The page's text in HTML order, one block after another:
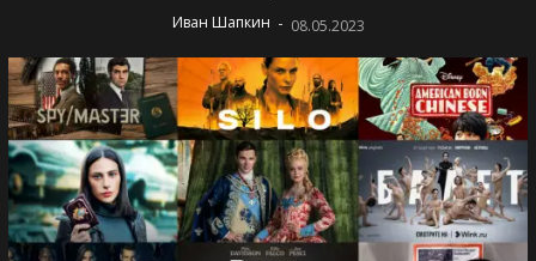
Иван Шапкин - 08.05.2023